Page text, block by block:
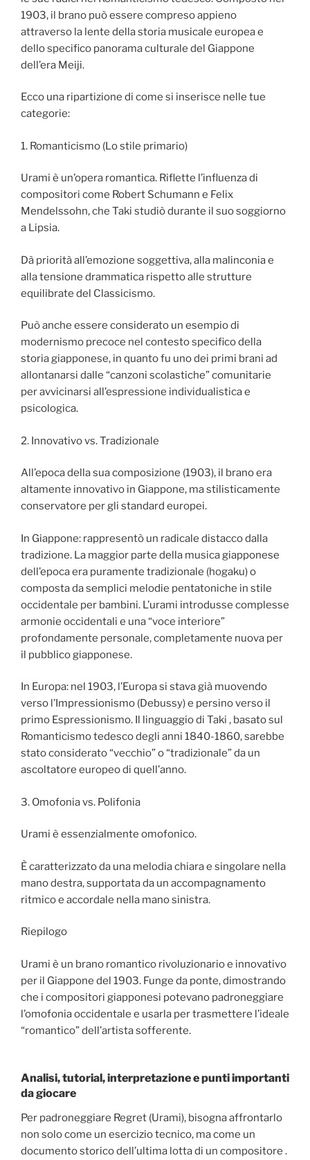
1903, il brano può essere compreso appieno
attraverso la lente della storia musicale europea e
dello specifico panorama culturale del Giappone
dell’era Meiji.
Ecco una ripartizione di come si inserisce nelle tue
categorie:
1. Romanticismo (Lo stile primario)
Urami è un’opera romantica. Riflette l’influenza di
compositori come Robert Schumann e Felix
Mendelssohn, che Taki studiò durante il suo soggiorno
a Lipsia.
Dà priorità all’emozione soggettiva, alla malinconia e
alla tensione drammatica rispetto alle strutture
equilibrate del Classicismo.
Può anche essere considerato un esempio di
modernismo precoce nel contesto specifico della
storia giapponese, in quanto fu uno dei primi brani ad
allontanarsi dalle “canzoni scolastiche” comunitarie
per avvicinarsi all’espressione individualistica e
psicologica.
2. Innovativo vs. Tradizionale
All’epoca della sua composizione (1903), il brano era
altamente innovativo in Giappone, ma stilisticamente
conservatore per gli standard europei.
In Giappone: rappresentò un radicale distacco dalla
tradizione. La maggior parte della musica giapponese
dell’epoca era puramente tradizionale (hogaku) o
composta da semplici melodie pentatoniche in stile
occidentale per bambini. L’urami introdusse complesse
armonie occidentali e una “voce interiore”
profondamente personale, completamente nuova per
il pubblico giapponese.
In Europa: nel 1903, l’Europa si stava già muovendo
verso l’Impressionismo (Debussy) e persino verso il
primo Espressionismo. Il linguaggio di Taki , basato sul
Romanticismo tedesco degli anni 1840-1860, sarebbe
stato considerato “vecchio” o “tradizionale” da un
ascoltatore europeo di quell’anno.
3. Omofonia vs. Polifonia
Urami è essenzialmente omofonico.
È caratterizzato da una melodia chiara e singolare nella
mano destra, supportata da un accompagnamento
ritmico e accordale nella mano sinistra.
Riepilogo
Urami è un brano romantico rivoluzionario e innovativo
per il Giappone del 1903. Funge da ponte, dimostrando
che i compositori giapponesi potevano padroneggiare
l’omofonia occidentale e usarla per trasmettere l’ideale
“romantico” dell’artista sofferente.
Analisi, tutorial, interpretazione e punti importanti
da giocare
Per padroneggiare Regret (Urami), bisogna affrontarlo
non solo come un esercizio tecnico, ma come un
documento storico dell’ultima lotta di un compositore .